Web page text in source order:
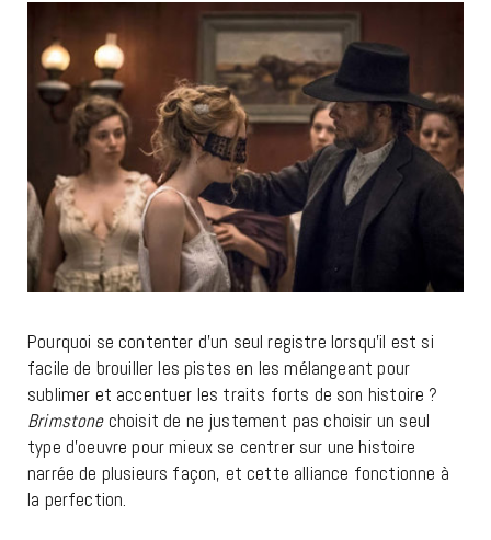
Pourquoi se contenter d’un seul registre lorsqu’il est si
facile de brouiller les pistes en les mélangeant pour
sublimer et accentuer les traits forts de son histoire ?
Brimstonechoisit de ne justement pas choisir un seul
type d’oeuvre pour mieux se centrer sur une histoire
narrée de plusieurs façon, et cette alliance fonctionne à
la perfection.